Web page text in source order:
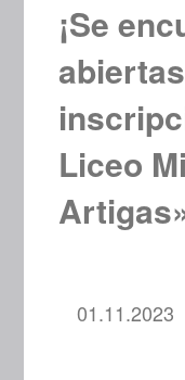
¡Se
Liceo
01.11.2023